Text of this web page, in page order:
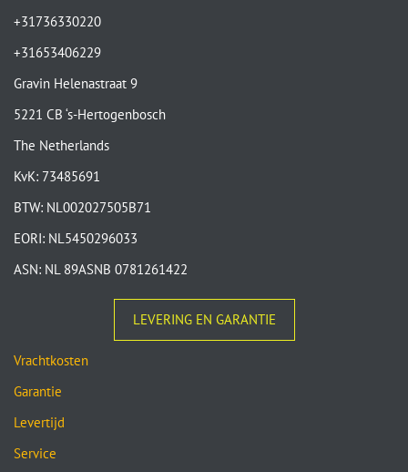
+31736330220
+31653406229
Gravin Helenastraat 9
5221 CB ‘s-Hertogenbosch
The Netherlands
KvK: 73485691
BTW: NL002027505B71
EORI: NL5450296033
ASN: NL 89ASNB 0781261422
LEVERING EN GARANTIE
Vrachtkosten
Garantie
Levertijd
Service